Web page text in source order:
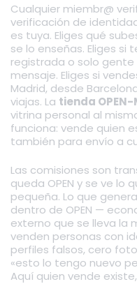
Cualquier miembr@
verificación de
es tuya. Eliges qué
se lo enseñas. Eliges si
registrada o solo
mensaje. Eliges si
Madrid, desde
viajas. La tienda OPEN-
vitrina personal al
funciona: vende quien
también para envío a
Las comisiones son
queda OPEN y se ve lo
pequeña. Lo que
dentro de OPEN —
externo que se lleva la
venden personas con
perfiles falsos, cero
«esto lo tengo nuevo
Aquí quien vende